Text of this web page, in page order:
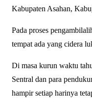
Kabupaten Asahan,
Pada proses
tempat ada yang cidera
Di masa kurun waktu
Sentral dan para
hampir setiap harinya